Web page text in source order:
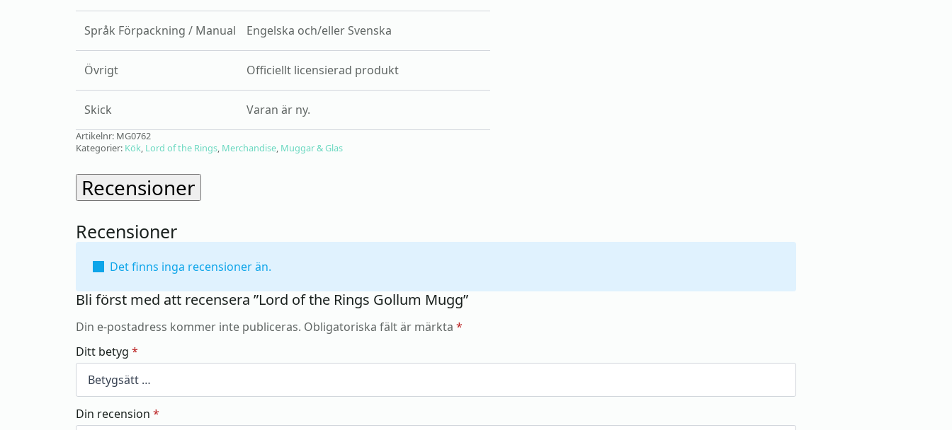
Språk Förpackning / Manual Engelska och/eller Svenska
Övrigt Officiellt licensierad produkt
Skick Varan är ny.
Artikelnr: MG0762
Kategorier: Kök, Lord of the Rings, Merchandise, Muggar & Glas
Recensioner
Recensioner
Det finns inga recensioner än.
Bli först med att recensera ”Lord of the Rings Gollum Mugg”
Din e-postadress kommer inte publiceras. Obligatoriska fält är märkta *
Ditt betyg *
Din recension *